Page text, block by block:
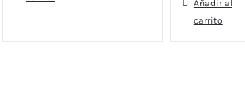
Añadir al
carrito